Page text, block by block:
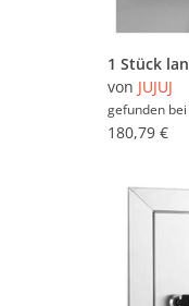
von JUJUJ
gefunden bei
180,79 €